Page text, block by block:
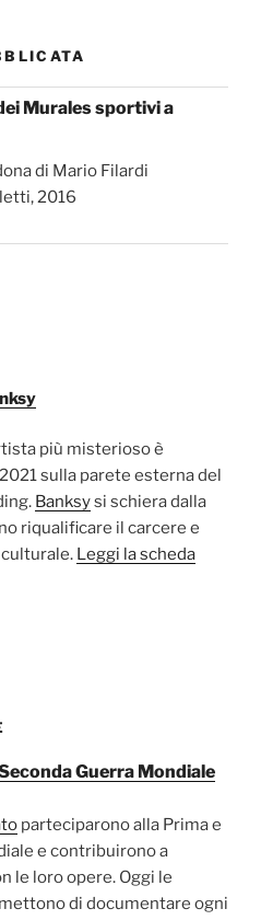
Murales sportivi a
più misterioso è
sulla parete esterna del
Banksysi schiera dalla
riqualificare il carcere e
Leggi la scheda
Guerra Mondiale
parteciparono alla Prima e
e contribuirono a
le loro opere. Oggi le
di documentare ogni